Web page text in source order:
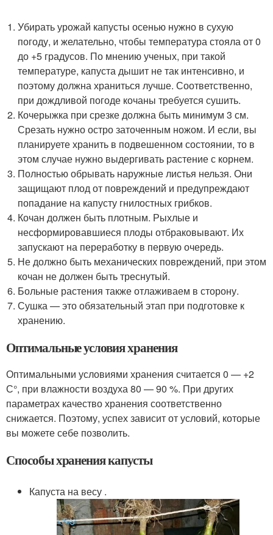
Убирать урожай капусты осенью нужно в сухую
погоду, и желательно, чтобы температура стояла от 0
до +5 градусов. По мнению ученых, при такой
температуре, капуста дышит не так интенсивно, и
поэтому должна храниться лучше. Соответственно,
при дождливой погоде кочаны требуется сушить.
Кочерыжка при срезке должна быть минимум 3 см.
Срезать нужно остро заточенным ножом. И если, вы
планируете хранить в подвешенном состоянии, то в
этом случае нужно выдергивать растение с корнем.
Полностью обрывать наружные листья нельзя. Они
защищают плод от повреждений и предупреждают
попадание на капусту гнилостных грибков.
Кочан должен быть плотным. Рыхлые и
несформировавшиеся плоды отбраковывают. Их
запускают на переработку в первую очередь.
Не должно быть механических повреждений, при этом
кочан не должен быть треснутый.
Больные растения также отлаживаем в сторону.
Сушка — это обязательный этап при подготовке к
хранению.
Оптимальные условия хранения
Оптимальными условиями хранения считается 0 — +2
С°, при влажности воздуха 80 — 90 %. При других
параметрах качество хранения соответственно
снижается. Поэтому, успех зависит от условий, которые
вы можете себе позволить.
Способы хранения капусты
Капуста на весу .